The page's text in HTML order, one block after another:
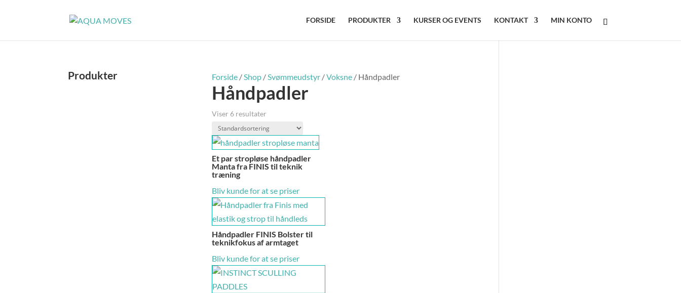
FORSIDE PRODUKTER KURSER OG EVENTS KONTAKT MIN KONTO
Forside/Shop/Svømmeudstyr/Voksne/ Håndpadler
Håndpadler
Viser 6 resultater
Et par stropløse håndpadler
Manta fra FINIS til teknik
træning
Bliv kunde for at se priser
Håndpadler FINIS Bolster til
teknikfokus af armtaget
Bliv kunde for at se priser
Produkter